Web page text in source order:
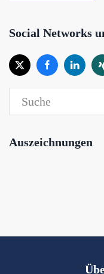
Social Networks
Auszeichnungen